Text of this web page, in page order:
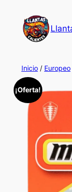
contenido
Inicio/ Europeo
¡Oferta!